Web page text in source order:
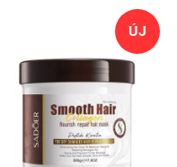
ÚJ